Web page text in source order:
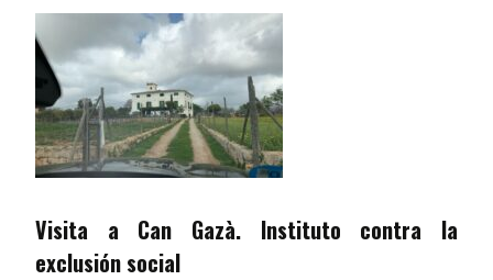
Visita a Can Gazà. Instituto contra la
exclusión social